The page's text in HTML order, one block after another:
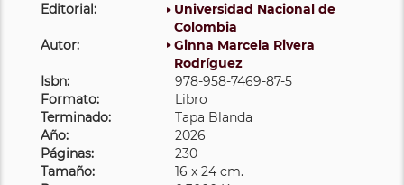
Editorial:
Universidad Nacional de
Colombia
Autor:
Ginna Marcela Rivera
Rodríguez
Isbn:
978-958-7469-87-5
Formato:
Libro
Terminado:
Tapa Blanda
Año:
2026
Páginas:
230
Tamaño:
16 x 24 cm.